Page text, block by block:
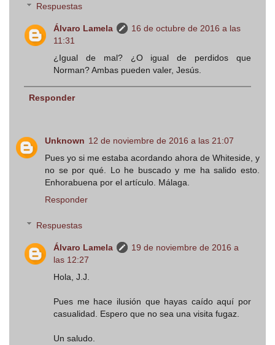
Respuestas
Álvaro Lamela
16 de octubre de 2016 a las
11:31
¿Igual de mal? ¿O igual de perdidos que
Norman? Ambas pueden valer, Jesús.
Responder
Unknown 12 de noviembre de 2016 a las 21:07
Pues yo si me estaba acordando ahora de Whiteside, y
no se por qué. Lo he buscado y me ha salido esto.
Enhorabuena por el artículo. Málaga.
Responder
Respuestas
Álvaro Lamela
19 de noviembre de 2016 a
las 12:27
Hola, J.J.
Pues me hace ilusión que hayas caído aquí por
casualidad. Espero que no sea una visita fugaz.
Un saludo.